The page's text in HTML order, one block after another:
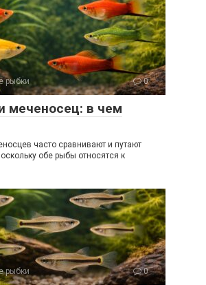
рыбки 0
меченосец: в чем
часто сравнивают и путают
обе рыбы относятся к
рыбки 0